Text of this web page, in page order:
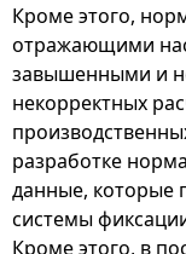
Кроме этого,
отражающими
завышенными и
некорректных
разработке
данные, которые
системы
Кроме этого, в